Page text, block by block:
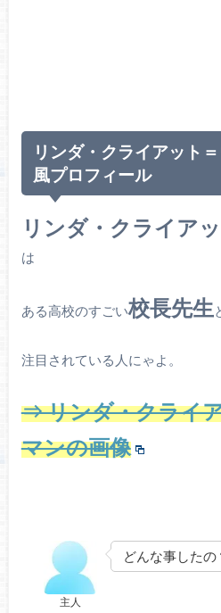
リンダ・クライアット
風プロフィール
リンダ・クライア
は
ある高校のすごい校長先生
注目されている人にゃよ。
⇒ リンダ・クライ
マンの画像
主人
どんな事したの